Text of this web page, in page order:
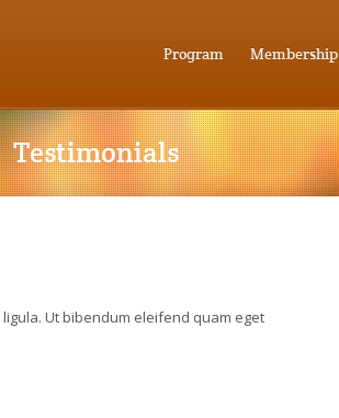
Program Membership
Testimonials
Ut bibendum eleifend quam eget